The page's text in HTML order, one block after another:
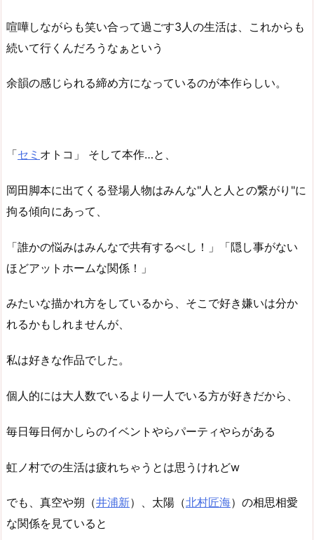
喧嘩しながらも笑い合って過ごす3人の生活は、これからも
続いて行くんだろうなぁという
余韻の感じられる締め方になっているのが本作らしい。
「セミ オトコ」 そして本作…と、
岡田脚本に出てくる登場人物はみんな"人と人との繋がり"に
拘る傾向にあって、
「誰かの悩みはみんなで共有するべし！」「隠し事がない
ほどアットホームな関係！」
みたいな描かれ方をしているから、そこで好き嫌いは分か
れるかもしれませんが、
私は好きな作品でした。
個人的には大人数でいるより一人でいる方が好きだから、
毎日毎日何かしらのイベントやらパーティやらがある
虹ノ村での生活は疲れちゃうとは思うけれどw
でも、真空や朔（井浦新）、太陽（北村匠海）の相思相愛
な関係を見ていると